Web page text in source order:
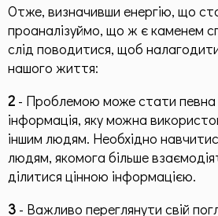
Отже, визначивши енергію, що
проаналізуймо, що ж є каменем
слід поводитися, щоб
нашого життя:
2 - Проблемою може стати
інформація, яку можна
іншим людям. Необхідно
людям, якомога більше
ділитися цінною інформацією.
3 - Важливо переглянути свій